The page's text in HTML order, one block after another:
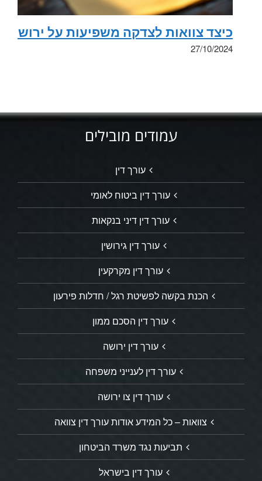
כיצד צוואות לצדקה משפיעות על ירושה
27/10/2024
עמודים מובילים
עורך דין
עורך דין ביטוח לאומי
עורך דין דיני בנקאות
עורך דין גירושין
עורך דין מקרקעין
הכנת בקשה לפשיטת רגל / חדלות פירעון
עורך דין הסכם ממון
עורך דין ירושה
עורך דין לענייני משפחה
עורך דין צו ירושה
צוואות – כל המידע אודות עורך דין צוואה
תביעות נגד משרד הביטחון
עורך דין בישראל